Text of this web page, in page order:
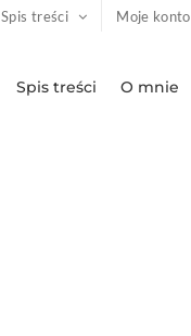
Spis treści Moje konto
Spis treści O mnie